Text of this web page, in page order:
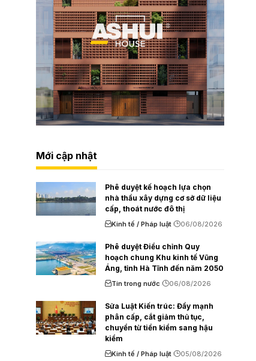
Mới cập nhật
Phê duyệt kế hoạch lựa chọn
nhà thầu xây dựng cơ sở dữ liệu
cấp, thoát nước đô thị
Kinh tế / Pháp luật 06/08/2026
Phê duyệt Điều chỉnh Quy
hoạch chung Khu kinh tế Vũng
Áng, tỉnh Hà Tĩnh đến năm 2050
Tin trong nước 06/08/2026
Sửa Luật Kiến trúc: Đẩy mạnh
phân cấp, cắt giảm thủ tục,
chuyển từ tiền kiểm sang hậu
kiểm
Kinh tế / Pháp luật 05/08/2026